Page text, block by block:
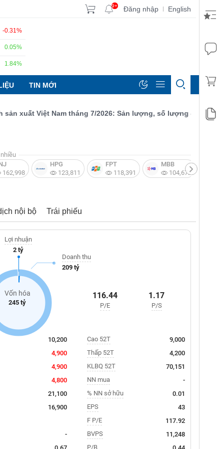
9+ Đăng nhập | English
-0.31%
0.05%
1.84%
TIN MỚI
xuất Việt Nam tháng 7/2026: Sản lượng, số lượng đơn đặt hàng
162,998
HPG
123,811
FPT
118,391
MBB
104,672
nội bộ Trái phiếu
Vốn hóa
245 tỷ
Lợi nhuận
2 tỷ
Doanh thu
209 tỷ
116.44
P/E
1.17
P/S
10,200
4,900
4,900
4,800
21,100
16,900
-
0.67
Cao 52T
9,000
Thấp 52T
4,200
KLBQ 52T
70,151
NN mua
-
% NN sở hữu
0.01
EPS
43
F P/E
117.92
BVPS
11,248
P/B
0.44